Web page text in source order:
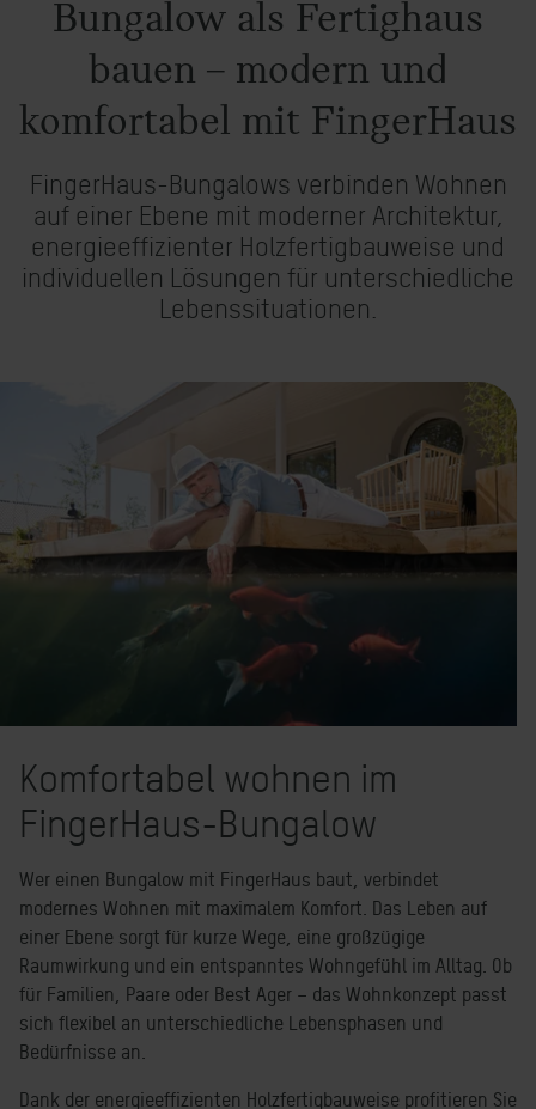
Objektbau
Bungalow als Fertighaus
bauen – modern und
komfortabel mit FingerHaus
FingerHaus-Bungalows verbinden Wohnen
auf einer Ebene mit moderner Architektur,
energieeffizienter Holzfertigbauweise und
individuellen Lösungen für unterschiedliche
Lebenssituationen.
Komfortabel wohnen im
FingerHaus-Bungalow
Wer einen Bungalow mit FingerHaus baut, verbindet
modernes Wohnen mit maximalem Komfort. Das Leben auf
einer Ebene sorgt für kurze Wege, eine großzügige
Raumwirkung und ein entspanntes Wohngefühl im Alltag. Ob
für Familien, Paare oder Best Ager – das Wohnkonzept passt
sich flexibel an unterschiedliche Lebensphasen und
Bedürfnisse an.
Dank der energieeffizienten Holzfertigbauweise profitieren Sie